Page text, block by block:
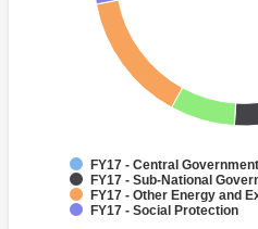
FY17 - Central
FY17 - Sub-National
FY17 - Other Energy and
FY17 - Social Protection